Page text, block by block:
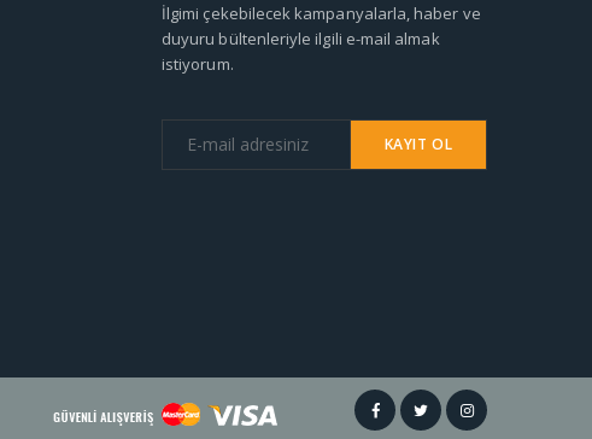
İlgimi çekebilecek kampanyalarla, haber ve
duyuru bültenleriyle ilgili e-mail almak
istiyorum.